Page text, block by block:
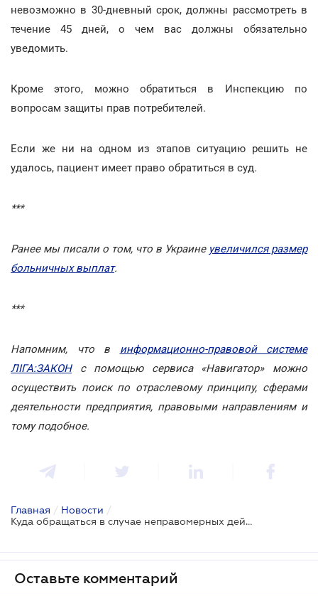
невозможно в 30-дневный срок, должны рассмотреть в
течение 45 дней, о чем вас должны обязательно
уведомить.
Кроме этого, можно обратиться в Инспекцию по
вопросам защиты прав потребителей.
Если же ни на одном из этапов ситуацию решить не
удалось, пациент имеет право обратиться в суд.
***
Ранее мы писали о том, что в Украине увеличился размер
больничных выплат.
***
Напомним, что в информационно-правовой системе
ЛІГА:ЗАКОНс помощью сервиса «Навигатор» можно
осуществить поиск по отраслевому принципу, сферами
деятельности предприятия, правовыми направлениям и
тому подобное.
Главная / Новости /
Куда обращаться в случае неправомерных действий врачей: инструкция Супрун
Оставьте комментарий